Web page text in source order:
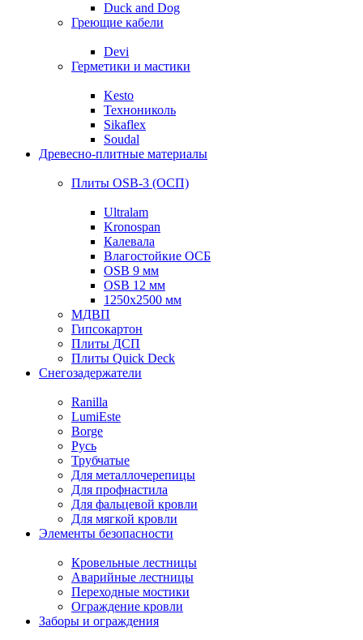
Duck and Dog
Греющие кабели
Devi
Герметики и мастики
Kesto
Технониколь
Sikaflex
Soudal
Древесно-плитные материалы
Плиты OSB-3 (ОСП)
Ultralam
Kronospan
Калевала
Влагостойкие ОСБ
OSB 9 мм
OSB 12 мм
1250х2500 мм
МДВП
Гипсокартон
Плиты ДСП
Плиты Quick Deck
Снегозадержатели
Ranilla
LumiEste
Borge
Русь
Трубчатые
Для металлочерепицы
Для профнастила
Для фальцевой кровли
Для мягкой кровли
Элементы безопасности
Кровельные лестницы
Аварийные лестницы
Переходные мостики
Ограждение кровли
Заборы и ограждения